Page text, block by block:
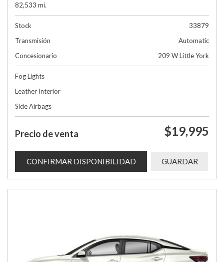
82,533 mi.
Stock
33879
Transmisión
Automatic
Concesionario
209 W Little York
Fog Lights
Leather Interior
Side Airbags
Precio de venta $19,995
CONFIRMAR DISPONIBILIDAD GUARDAR